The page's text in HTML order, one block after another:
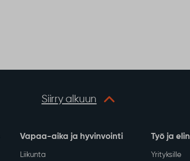
Siirry alkuun
Vapaa-aika ja hyvinvointi
Liikunta
Työ ja
Yrityksille